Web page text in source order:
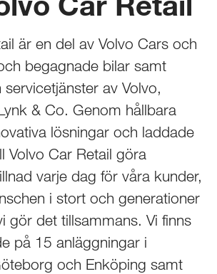
är en del av Volvo Cars och
begagnade bilar samt
av Volvo,
& Co. Genom hållbara
lösningar och laddade
Volvo Car Retail göra
varje dag för våra kunder,
i stort och generationer
gör det tillsammans. Vi finns
på 15 anläggningar i
och Enköping samt